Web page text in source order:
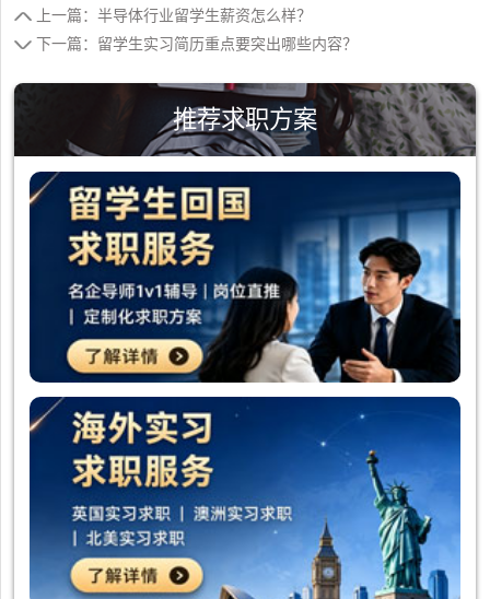
上一篇：半导体行业留学生薪资怎么样？
下一篇：留学生实习简历重点要突出哪些内容？
推荐求职方案